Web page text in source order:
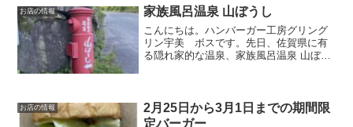
ぱいの一日になりますように😊いってら
っしゃい。
お店の情報 家族風呂温泉 山ぼうし
こんにちは。ハンバーガー工房グリング
リン宇美 ボスです。先日、佐賀県に有
る隠れ家的な温泉、家族風呂温泉 山ぼう
きました。温泉はすべて...
お店の情報
2月25日から3月1日までの期間限
定バーガー